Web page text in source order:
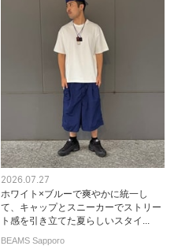
2026.07.27
ホワイト×ブルーで爽やかに統一し
て、キャップとスニーカーでストリー
ト感を引き立てた夏らしいスタイ...
BEAMS Sapporo